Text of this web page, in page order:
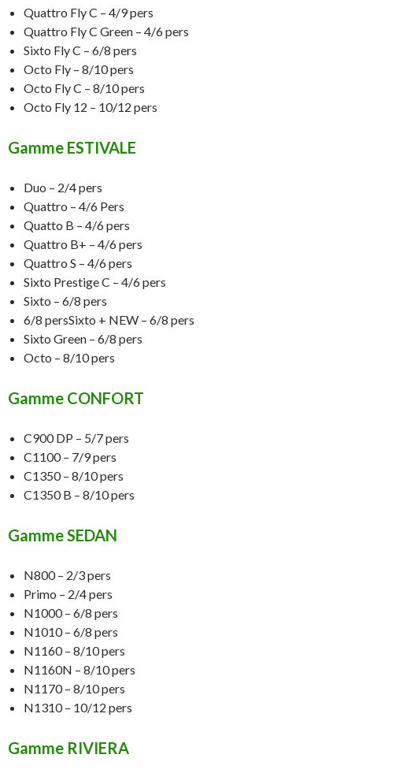
Quattro Fly C – 4/9 pers
Quattro Fly C Green – 4/6 pers
Sixto Fly C – 6/8 pers
Octo Fly – 8/10 pers
Octo Fly C – 8/10 pers
Octo Fly 12 – 10/12 pers
Gamme ESTIVALE
Duo – 2/4 pers
Quattro – 4/6 Pers
Quatto B – 4/6 pers
Quattro B+ – 4/6 pers
Quattro S – 4/6 pers
Sixto Prestige C – 4/6 pers
Sixto – 6/8 pers
6/8 persSixto + NEW – 6/8 pers
Sixto Green – 6/8 pers
Octo – 8/10 pers
Gamme CONFORT
C900 DP – 5/7 pers
C1100 – 7/9 pers
C1350 – 8/10 pers
C1350 B – 8/10 pers
Gamme SEDAN
N800 – 2/3 pers
Primo – 2/4 pers
N1000 – 6/8 pers
N1010 – 6/8 pers
N1160 – 8/10 pers
N1160N – 8/10 pers
N1170 – 8/10 pers
N1310 – 10/12 pers
Gamme RIVIERA